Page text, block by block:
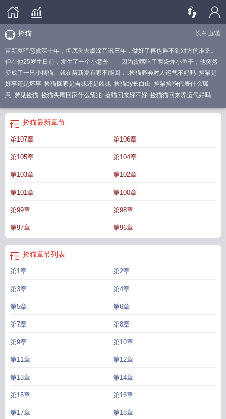
长白山/著
捡猫
苗新夏暗恋虞深十年，彻底失去虞深音讯三年，做好了再也遇不到对方的准备。
但在他25岁生日前，发生了一个小意外——因为贪嘴吃了两袋炸小鱼干，他突然
变成了一只小橘猫。就在苗新夏有家不能回，..捡猫养会对人运气不好吗 捡猫是
好事还是坏事 捡猫回家是吉兆还是凶兆 捡猫by长白山 捡猫捡狗代表什么寓
意 梦见捡猫 捡猫头鹰回家什么预兆 捡猫回来好不好 捡猫猫回来养运气好吗 捡
猫回家好吗
捡猫好吗有什么寓意
灾祸吗
捡猫最新章节
第107章 第106章
第105章 第104章
第103章 第102章
第101章 第100章
第99章 第98章
第97章 第96章
捡猫章节列表
第1章 第2章
第3章 第4章
第5章 第6章
第7章 第8章
第9章 第10章
第11章 第12章
第13章 第14章
第15章 第16章
第17章 第18章